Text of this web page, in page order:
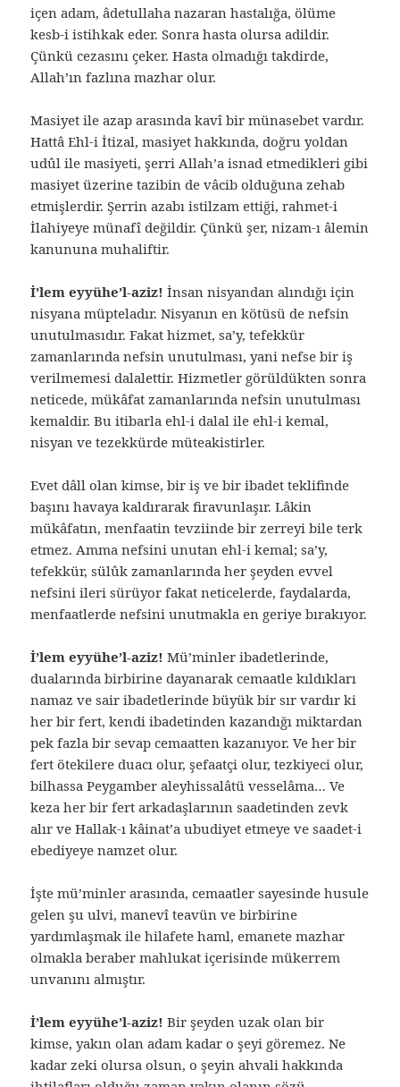
içen adam, âdetullaha nazaran hastalığa, ölüme
kesb-i istihkak eder. Sonra hasta olursa adildir.
Çünkü cezasını çeker. Hasta olmadığı takdirde,
Allah’ın fazlına mazhar olur.
Masiyet ile azap arasında kavî bir münasebet vardır.
Hattâ Ehl-i İtizal, masiyet hakkında, doğru yoldan
udûl ile masiyeti, şerri Allah’a isnad etmedikleri gibi
masiyet üzerine tazibin de vâcib olduğuna zehab
etmişlerdir. Şerrin azabı istilzam ettiği, rahmet-i
İlahiyeye münafî değildir. Çünkü şer, nizam-ı âlemin
kanununa muhaliftir.
İ’lem eyyühe’l-aziz! İnsan nisyandan alındığı için
nisyana müpteladır. Nisyanın en kötüsü de nefsin
unutulmasıdır. Fakat hizmet, sa’y, tefekkür
zamanlarında nefsin unutulması, yani nefse bir iş
verilmemesi dalalettir. Hizmetler görüldükten sonra
neticede, mükâfat zamanlarında nefsin unutulması
kemaldir. Bu itibarla ehl-i dalal ile ehl-i kemal,
nisyan ve tezekkürde müteakistirler.
Evet dâll olan kimse, bir iş ve bir ibadet teklifinde
başını havaya kaldırarak firavunlaşır. Lâkin
mükâfatın, menfaatin tevziinde bir zerreyi bile terk
etmez. Amma nefsini unutan ehl-i kemal; sa’y,
tefekkür, sülûk zamanlarında her şeyden evvel
nefsini ileri sürüyor fakat neticelerde, faydalarda,
menfaatlerde nefsini unutmakla en geriye bırakıyor.
İ’lem eyyühe’l-aziz! Mü’minler ibadetlerinde,
dualarında birbirine dayanarak cemaatle kıldıkları
namaz ve sair ibadetlerinde büyük bir sır vardır ki
her bir fert, kendi ibadetinden kazandığı miktardan
pek fazla bir sevap cemaatten kazanıyor. Ve her bir
fert ötekilere duacı olur, şefaatçi olur, tezkiyeci olur,
bilhassa Peygamber aleyhissalâtü vesselâma… Ve
keza her bir fert arkadaşlarının saadetinden zevk
alır ve Hallak-ı kâinat’a ubudiyet etmeye ve saadet-i
ebediyeye namzet olur.
İşte mü’minler arasında, cemaatler sayesinde husule
gelen şu ulvi, manevî teavün ve birbirine
yardımlaşmak ile hilafete haml, emanete mazhar
olmakla beraber mahlukat içerisinde mükerrem
unvanını almıştır.
İ’lem eyyühe’l-aziz! Bir şeyden uzak olan bir
kimse, yakın olan adam kadar o şeyi göremez. Ne
kadar zeki olursa olsun, o şeyin ahvali hakkında